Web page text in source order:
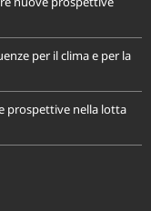
nuove prospettive
per il clima e per la
nella lotta